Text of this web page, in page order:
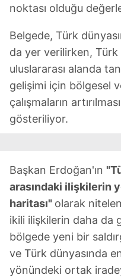
noktası olduğu
Belgede, Türk
da yer verilirken, Türk
uluslararası alanda
gelişimi için bölgesel
çalışmaların
gösteriliyor.
Başkan Erdoğan'ın
arasındaki ilişkilerin
haritası" olarak
ikili ilişkilerin daha da
bölgede yeni bir
ve Türk dünyasında
yönündeki ortak